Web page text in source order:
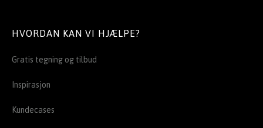
HVORDAN KAN VI HJÆLPE?
Gratis tegning og tilbud
Inspirasjon
Kundecases